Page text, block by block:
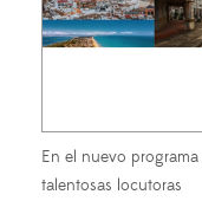
En el nuevo programa
talentosas locutoras